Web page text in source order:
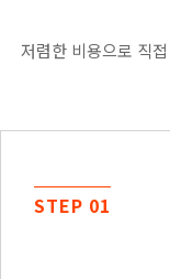
저렴한 비용으로 직
STEP 01